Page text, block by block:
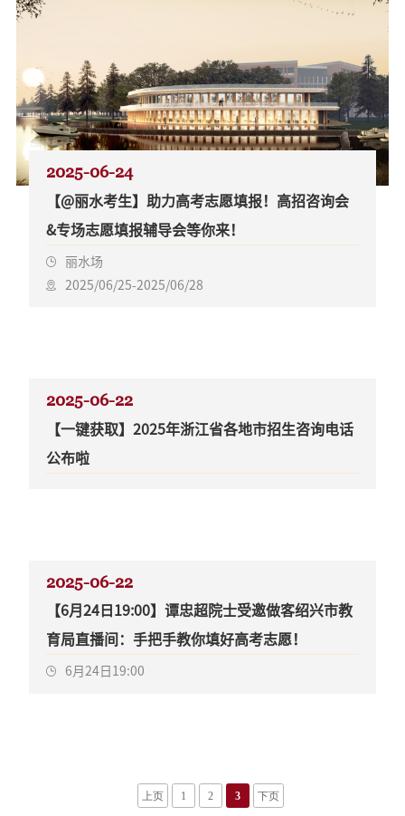
2025-06-24
【@丽水考生】助力高考志愿填报！高招咨询会
&专场志愿填报辅导会等你来！
丽水场
2025/06/25-2025/06/28
2025-06-22
【一键获取】2025年浙江省各地市招生咨询电话
公布啦
2025-06-22
【6月24日19:00】谭忠超院士受邀做客绍兴市教
育局直播间：手把手教你填好高考志愿！​
6月24日19:00
上页 1 2 3 下页